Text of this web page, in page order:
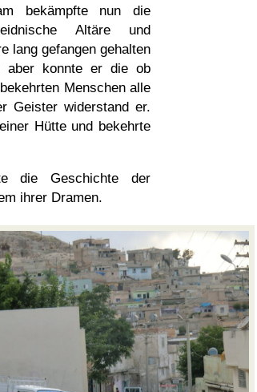
bekämpfte nun die
Altäre und
lang gefangen gehalten
aber konnte er die ob
Menschen alle
Geister widerstand er.
Hütte und bekehrte
die Geschichte der
ihrer Dramen.